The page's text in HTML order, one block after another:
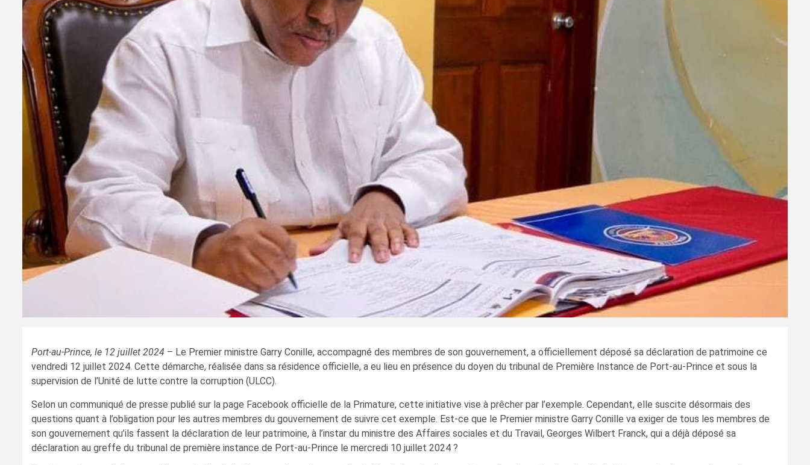
Port-au-Prince, le 12 juillet 2024 – Le Premier ministre Garry Conille, accompagné des membres de son gouvernement, a officiellement déposé sa déclaration de patrimoine ce
vendredi 12 juillet 2024. Cette démarche, réalisée dans sa résidence officielle, a eu lieu en présence du doyen du tribunal de Première Instance de Port-au-Prince et sous la
supervision de l’Unité de lutte contre la corruption (ULCC).
Selon un communiqué de presse publié sur la page Facebook officielle de la Primature, cette initiative vise à prêcher par l’exemple. Cependant, elle suscite désormais des
questions quant à l’obligation pour les autres membres du gouvernement de suivre cet exemple. Est-ce que le Premier ministre Garry Conille va exiger de tous les membres de
son gouvernement qu’ils fassent la déclaration de leur patrimoine, à l’instar du ministre des Affaires sociales et du Travail, Georges Wilbert Franck, qui a déjà déposé sa
déclaration au greffe du tribunal de première instance de Port-au-Prince le mercredi 10 juillet 2024 ?